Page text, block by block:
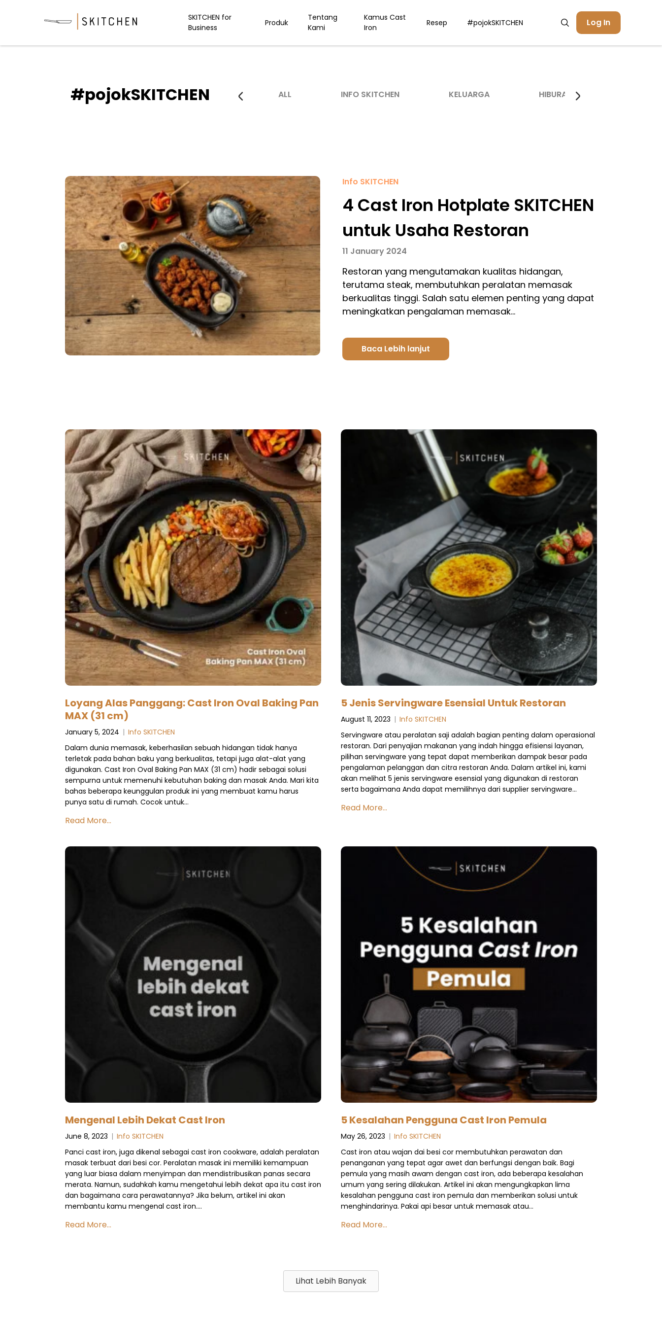
SKITCHEN for
Business
Produk
Tentang
Kami
Kamus Cast
Iron
Resep #pojokSKITCHEN Log In
#pojokSKITCHEN ALL INFO SKITCHEN KELUARGA HIBURAN
Info SKITCHEN
4 Cast Iron Hotplate SKITCHEN
untuk Usaha Restoran
11 January 2024
Restoran yang mengutamakan kualitas hidangan,
terutama steak, membutuhkan peralatan memasak
berkualitas tinggi. Salah satu elemen penting yang dapat
meningkatkan pengalaman memasak…
Baca Lebih lanjut
Loyang Alas Panggang: Cast Iron Oval Baking Pan
MAX (31 cm)
January 5, 2024 | Info SKITCHEN
Dalam dunia memasak, keberhasilan sebuah hidangan tidak hanya
terletak pada bahan baku yang berkualitas, tetapi juga alat-alat yang
digunakan. Cast Iron Oval Baking Pan MAX (31 cm) hadir sebagai solusi
sempurna untuk memenuhi kebutuhan baking dan masak Anda. Mari kita
bahas beberapa keunggulan produk ini yang membuat kamu harus
punya satu di rumah. Cocok untuk…
Read More...
5 Jenis Servingware Esensial Untuk Restoran
August 11, 2023 | Info SKITCHEN
Servingware atau peralatan saji adalah bagian penting dalam operasional
restoran. Dari penyajian makanan yang indah hingga efisiensi layanan,
pilihan servingware yang tepat dapat memberikan dampak besar pada
pengalaman pelanggan dan citra restoran Anda. Dalam artikel ini, kami
akan melihat 5 jenis servingware esensial yang digunakan di restoran
serta bagaimana Anda dapat memilihnya dari supplier servingware…
Read More...
Mengenal Lebih Dekat Cast Iron
June 8, 2023 | Info SKITCHEN
Panci cast iron, juga dikenal sebagai cast iron cookware, adalah peralatan
masak terbuat dari besi cor. Peralatan masak ini memiliki kemampuan
yang luar biasa dalam menyimpan dan mendistribusikan panas secara
merata. Namun, sudahkah kamu mengetahui lebih dekat apa itu cast iron
dan bagaimana cara perawatannya? Jika belum, artikel ini akan
membantu kamu mengenal cast iron….
Read More...
5 Kesalahan Pengguna Cast Iron Pemula
May 26, 2023 | Info SKITCHEN
Cast iron atau wajan dai besi cor membutuhkan perawatan dan
penanganan yang tepat agar awet dan berfungsi dengan baik. Bagi
pemula yang masih awam dengan cast iron, ada beberapa kesalahan
umum yang sering dilakukan. Artikel ini akan mengungkapkan lima
kesalahan pengguna cast iron pemula dan memberikan solusi untuk
menghindarinya. Pakai api besar untuk memasak atau…
Read More...
Lihat Lebih Banyak